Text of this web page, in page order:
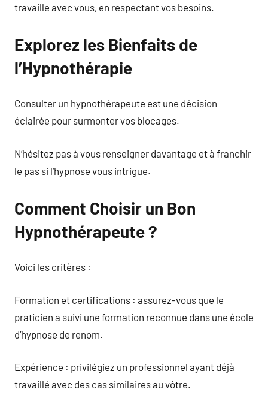
travaille avec vous, en respectant vos besoins.
Explorez les Bienfaits de
l’Hypnothérapie
Consulter un hypnothérapeute est une décision
éclairée pour surmonter vos blocages.
N’hésitez pas à vous renseigner davantage et à franchir
le pas si l’hypnose vous intrigue.
Comment Choisir un Bon
Hypnothérapeute ?
Voici les critères :
Formation et certifications : assurez-vous que le
praticien a suivi une formation reconnue dans une école
d’hypnose de renom.
Expérience : privilégiez un professionnel ayant déjà
travaillé avec des cas similaires au vôtre.